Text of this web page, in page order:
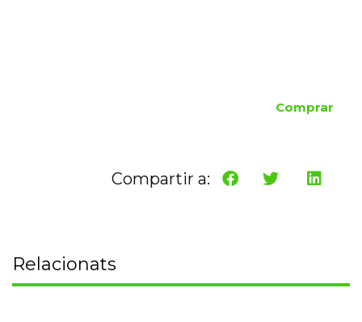
Comprar
Compartir a:
Relacionats